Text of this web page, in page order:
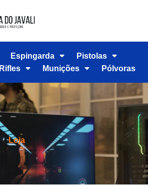
Espingarda
Pistolas
Rifles Munições Pólvoras
Loja